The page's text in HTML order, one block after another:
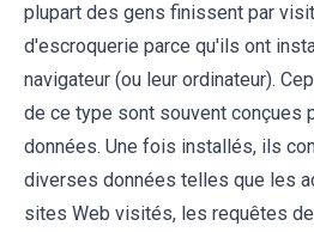
plupart des gens finissent par
d'escroquerie parce qu'ils ont
navigateur (ou leur ordinateur).
de ce type sont souvent conçues
données. Une fois installés, ils
diverses données telles que les
sites Web visités, les requêtes